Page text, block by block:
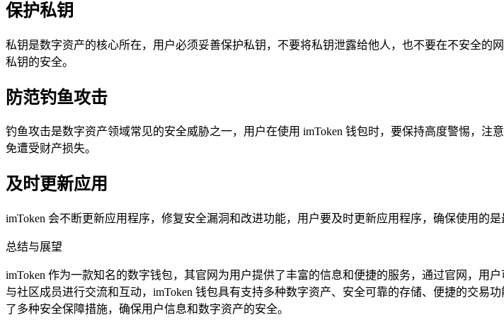
保护私钥
私钥是数字资产的核心所在，用户必须妥善保护私钥，不要将私钥泄露给他人，也不要在不安全
私钥的安全。
防范钓鱼攻击
钓鱼攻击是数字资产领域常见的安全威胁之一，用户在使用 imToken 钱包时，要保持高度警惕，
免遭受财产损失。
及时更新应用
imToken 会不断更新应用程序，修复安全漏洞和改进功能，用户要及时更新应用程序，确保使用的
总结与展望
imToken 作为一款知名的数字钱包，其官网为用户提供了丰富的信息和便捷的服务，通过官网，用
与社区成员进行交流和互动，imToken 钱包具有支持多种数字资产、安全可靠的存储、便捷的交易
了多种安全保障措施，确保用户信息和数字资产的安全。